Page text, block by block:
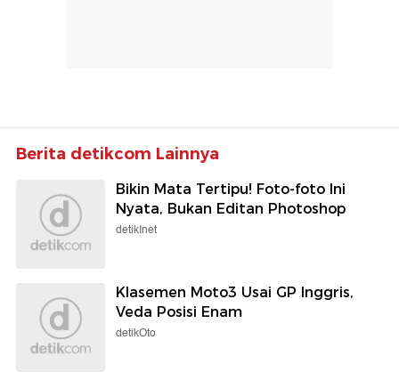
Berita detikcom Lainnya
Bikin Mata Tertipu! Foto-foto Ini
Nyata, Bukan Editan Photoshop
detikInet
Klasemen Moto3 Usai GP Inggris,
Veda Posisi Enam
detikOto